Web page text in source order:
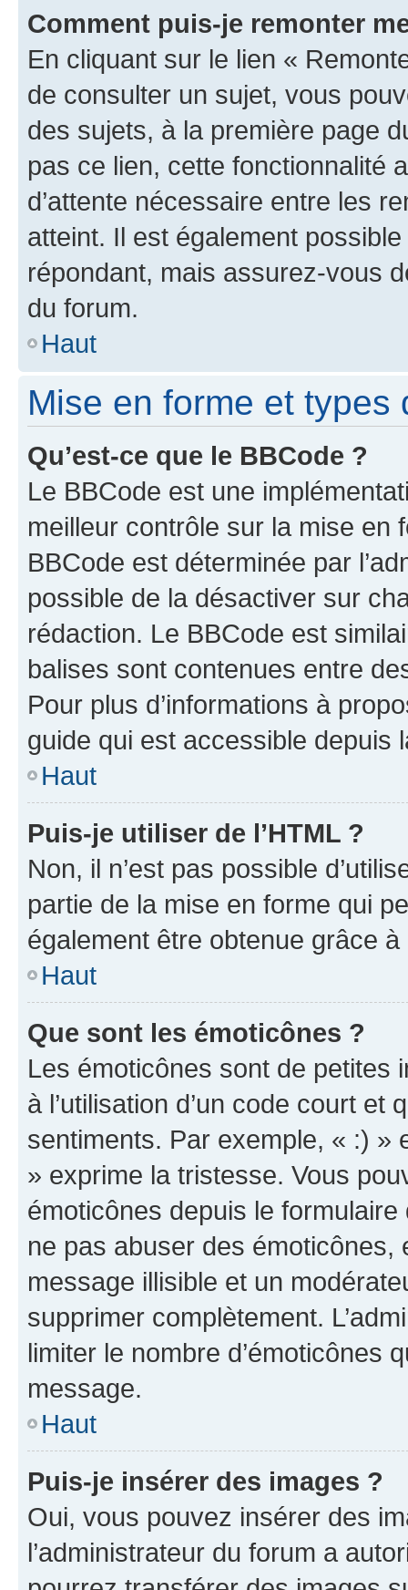
Comment puis-je remonter
En cliquant sur le lien «
de consulter un sujet, vous
des sujets, à la première page
pas ce lien, cette fonctionnalité
d’attente nécessaire entre les
atteint. Il est également
répondant, mais assurez-vous
du forum.
Haut
Mise en forme et types
Qu’est-ce que le BBCode ?
Le BBCode est une
meilleur contrôle sur la mise en
BBCode est déterminée par
possible de la désactiver sur
rédaction. Le BBCode est
balises sont contenues entre
Pour plus d’informations à
guide qui est accessible depuis
Haut
Puis-je utiliser de l’HTML ?
Non, il n’est pas possible
partie de la mise en forme qui
également être obtenue grâce à
Haut
Que sont les émoticônes ?
Les émoticônes sont de petites
à l’utilisation d’un code court et
sentiments. Par exemple, « :) »
» exprime la tristesse. Vous
émoticônes depuis le
ne pas abuser des
message illisible et un
supprimer complètement.
limiter le nombre d’émoticônes
message.
Haut
Puis-je insérer des images ?
Oui, vous pouvez insérer des
l’administrateur du forum a